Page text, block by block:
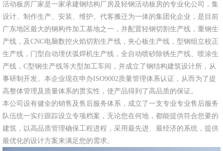
活动板房厂家是一家承建钢结构厂房及轻钢活动板房的专业化公司，集
设计、制作生产、安装、维护、代客搬迁为一体的集团化企业，是目前
广东地区最大的钢构件加工基地之一，并配置轻钢切割生产线，重钢生
产线，及CNC电脑数控火焰切割生产线，夹心板生产线，型钢组立校正
生产线，门型自动埋伏弧焊机生产线，全自动喷砂除锈生产线、喷涂生
产线，C型钢生产线等大型加工车间，并成立了钢结构建筑设计所，从
事研制开发。本企业现在申办ISO9002质量管理体系认证，从而为了提
高整体管理及质量体系的贯实性，使产品得到了高品质的保证。
本公司设有健全的销售及售后服务体系，成立了一支专业专业售后服务
队伍统一实行跟踪设立专项档案，无论您在何地，都能提供符合您要的
建筑，以高品质管理确保工程进程，采用最先进、最经济的系统，提供
最优化的设计方案来满足您的需求。